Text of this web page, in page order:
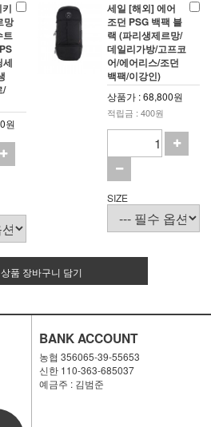
망
트
세
/
원
세일 [해외] 에어
조던 PSG 백팩 블
랙 (파리생제르망/
데일리가방/고프코
어/에어리스/조던
백팩/이강인)
상품가 : 68,800원
적립금 : 400원
SIZE
품 장바구니 담기
BANK ACCOUNT
농협 356065-39-55653
신한 110-363-685037
예금주 : 김범준